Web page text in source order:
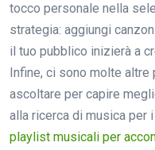
tocco personale nella
strategia: aggiungi
il tuo pubblico inizierà a
Infine, ci sono molte
ascoltare per capire
alla ricerca di musica per i
playlist musicali per